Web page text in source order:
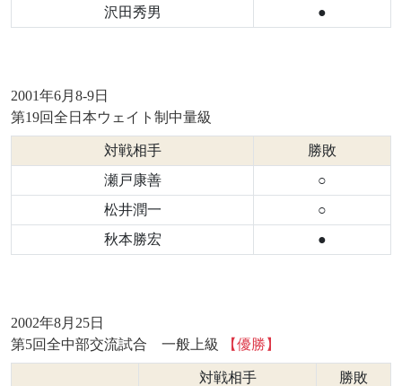
沢田秀男
●
2001年6月8-9日
第19回全日本ウェイト制中量級
対戦相手
勝敗
瀬戸康善
○
松井潤一
○
秋本勝宏
●
2002年8月25日
第5回全中部交流試合 一般上級
【優勝】
対戦相手
勝敗